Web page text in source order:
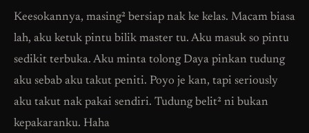
Keesokannya, masing² bersiap nak ke kelas. Macam biasa
lah, aku ketuk pintu bilik master tu. Aku masuk so pintu
sedikit terbuka. Aku minta tolong Daya pinkan tudung
aku sebab aku takut peniti. Poyo je kan, tapi seriously
aku takut nak pakai sendiri. Tudung belit² ni bukan
kepakaranku. Haha